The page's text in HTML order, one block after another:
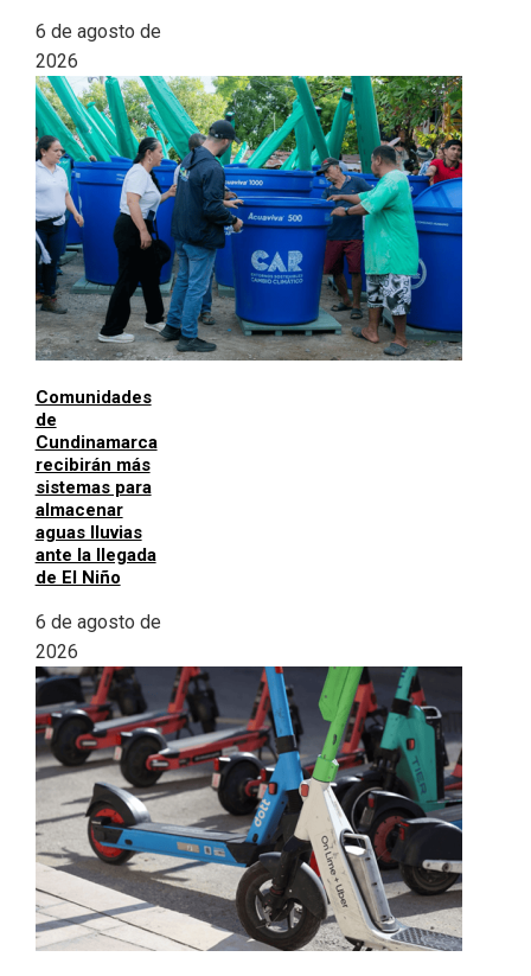
6 de agosto de
2026
Comunidades
de
Cundinamarca
recibirán más
sistemas para
almacenar
aguas lluvias
ante la llegada
de El Niño
6 de agosto de
2026